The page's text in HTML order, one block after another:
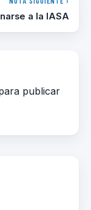
a la IASA
publicar